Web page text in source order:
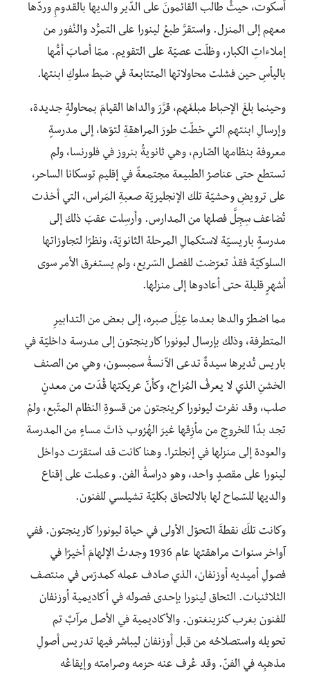
أسكوت، حيثَُ طالب القائمونَ على الدّير والديها بالقدومِ وردّها
معهم إلى المنزل. واستقرَّ طبعُ لينورا على التمرُّد والنُفور من
إملاءاتِ الكبار، وظلّت عصيّة على التقويم. ممّا أصابَ أمُّها
باليأسِ حين فشلت محاولاتها المتتابعة في ضبط سلوكِ ابنتها.
وحينما بلغَ الإحباط مبلغَهم، قرَّرَ والداها القيامَ بمحاولةٍ جديدة،
وإرسالِ ابنتهم التي خطّت طورَ المراهقةِ لتوّها، إلى مدرسةٍ
معروفة بنظامها الصّارم، وهي ثانويةُ بنروز في فلورنسا، ولم
تستطع حتى عناصرُ الطبيعة مجتمعةً في إقليم توسكانا الساحر،
على ترويضِ وحشيّة تلك الإنجليزيّة صعبةِ المَراس، التي أخذت
تُضاعف سِجِلَّ فصلها من المدارس. وأرسِلت عقبَ ذلك إلى
مدرسةٍ باريسيّة لاستكمالِ المرحلة الثانويّة، ونظرًا لتجاوزاتها
السلوكيّة فقدْ تعرّضت للفصل السّريع، ولم يستغرق الأمر سوى
أشهرٍ قليلة حتى أعادوها إلى منزلها.
مما اضطرّ والدها بعدما عِيْلَ صبره، إلى بعض من التدابيرِ
المتطرفة، وذلك بإرسال ليونورا كارينجتون إلى مدرسة داخليّة في
باريس تُديرها سيدةٌ تدعى الآنسةُ سمبسون، وهي من الصنف
الخشنِ الذي لا يعرفُ المُزاح، وكأنّ عريكتها قُدّت من معدنٍ
صلب، وقد نفرت ليونورا كرينجتون من قسوةِ النظام المتّبع، ولمْ
تجد بدًا للخروجِ من مأزِقها غيرَ الهُرُوب ذاتَ مساءٍ من المدرسة
والعودة إلى منزلها في إنجلترا. وهنا كانت قد استقرّت دواخل
لينورا على مقصدٍ واحد، وهو دراسةُ الفن. وعملت على إقناع
والديها للسّماح لها بالالتحاق بكليّة تشيلسي للفنون.
وكانت تلكَ نقطةَ التحوّل الأولى في حياة ليونورا كارينجتون. ففي
آواخر سنوات مراهقتها عام 1936 وجدتْ الإلهامَ أخيرًا في
فصولِ أميديه أوزنفان، الذي صادف عمله كمدرّس في منتصف
الثلاثنيات. التحاق لينورا بإحدى فصوله في أكاديمية أوزنفان
للفنون بغرب كنزينغتون. والأكاديمية في الأصل مرآبٌ تم
تحويله واستصلاحُه من قبل أوزنفان ليباشر فيها تدريس أصولِ
مذهبِه في الفنّ. وقد عُرف عنه حزمه وصرامته وإيقاعُه